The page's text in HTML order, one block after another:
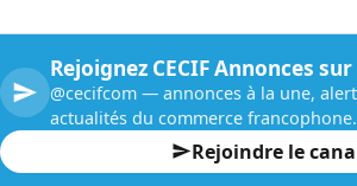
Rejoignez CECIF Annonces
@cecifcom — annonces à la une,
actualités du commerce francophone.
Rejoindre le